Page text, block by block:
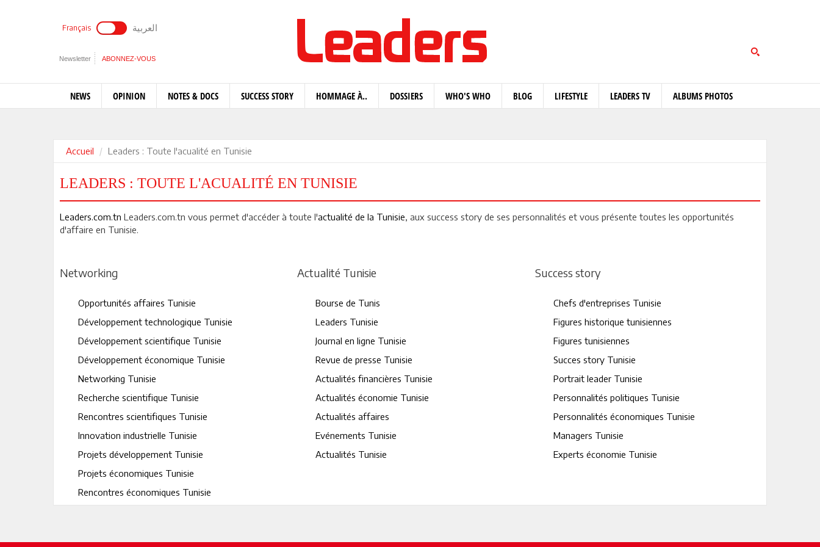
Français العربية
Newsletter ABONNEZ-VOUS
NEWS OPINION NOTES & DOCS SUCCESS STORY HOMMAGE À.. DOSSIERS WHO'S WHO BLOG LIFESTYLE LEADERS TV ALBUMS PHOTOS
Accueil Leaders : Toute l'acualité en Tunisie
LEADERS : TOUTE L'ACUALITÉ EN TUNISIE
Leaders.com.tn Leaders.com.tn vous permet d'accéder à toute l'actualité de la Tunisie, aux success story de ses personnalités et vous présente toutes les opportunités
d'affaire en Tunisie.
Networking
Opportunités affaires Tunisie
Développement technologique Tunisie
Développement scientifique Tunisie
Développement économique Tunisie
Networking Tunisie
Recherche scientifique Tunisie
Rencontres scientifiques Tunisie
Innovation industrielle Tunisie
Projets développement Tunisie
Projets économiques Tunisie
Rencontres économiques Tunisie
Actualité Tunisie
Bourse de Tunis
Leaders Tunisie
Journal en ligne Tunisie
Revue de presse Tunisie
Actualités financières Tunisie
Actualités économie Tunisie
Actualités affaires
Evénements Tunisie
Actualités Tunisie
Success story
Chefs d'entreprises Tunisie
Figures historique tunisiennes
Figures tunisiennes
Succes story Tunisie
Portrait leader Tunisie
Personnalités politiques Tunisie
Personnalités économiques Tunisie
Managers Tunisie
Experts économie Tunisie